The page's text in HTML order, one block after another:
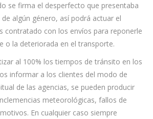
se firma el desperfecto que presentaba
algún género, así podrá actuar el
contratado con los envíos para reponerle
o la deteriorada en el transporte.
al 100% los tiempos de tránsito en los
informar a los clientes del modo de
de las agencias, se pueden producir
meteorológicas, fallos de
En cualquier caso siempre